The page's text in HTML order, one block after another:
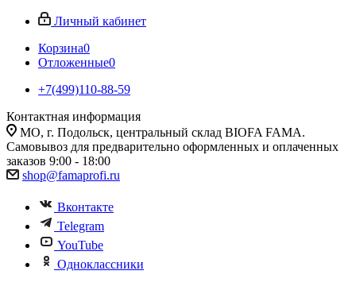
Личный кабинет
Корзина0
Отложенные0
+7(499)110-88-59
Контактная информация
МО, г. Подольск, центральный склад BIOFA FAMA.
Самовывоз для предварительно оформленных и оплаченных
заказов 9:00 - 18:00
shop@famaprofi.ru
Вконтакте
Telegram
YouTube
Одноклассники